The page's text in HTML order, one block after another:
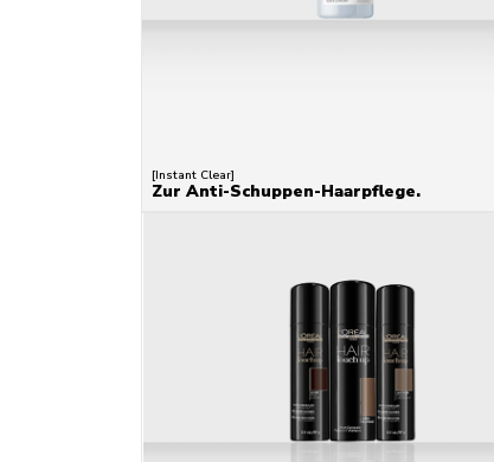
[Instant Clear]
Zur Anti-Schuppen-Haarpflege.